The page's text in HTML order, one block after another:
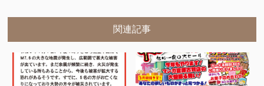
関連記事